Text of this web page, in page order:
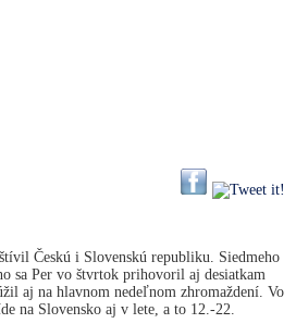
Českú i Slovenskú republiku. Siedmeho
sa Per vo štvrtok prihovoril aj desiatkam
aj na hlavnom nedeľnom zhromaždení. Vo
na Slovensko aj v lete, a to 12.-22.